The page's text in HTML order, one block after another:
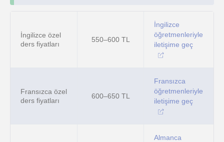
İngilizce özel
ders fiyatları
550–600 TL
İngilizce
öğretmenleriyle
iletişime geç
Fransızca özel
ders fiyatları
600–650 TL
Fransızca
öğretmenleriyle
iletişime geç
Almanca